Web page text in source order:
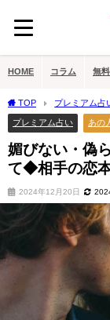
HOME コラム 無
TOP プレミアム占
相手の恋本音
プレミアム占い あの
媚びない・偽
て◆相手の恋
2024年12月20日